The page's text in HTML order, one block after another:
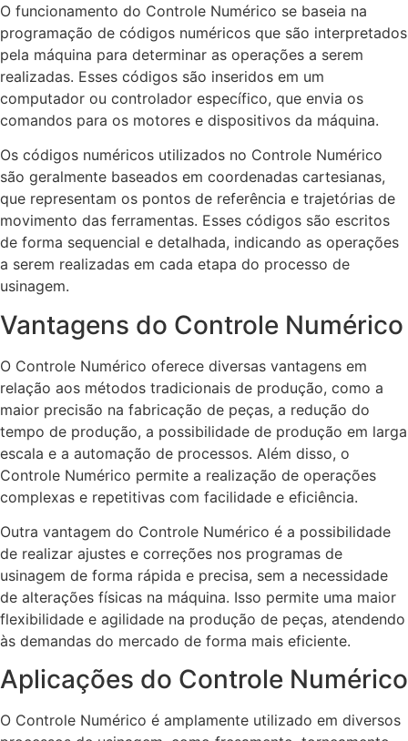
O funcionamento do Controle Numérico se baseia na
programação de códigos numéricos que são interpretados
pela máquina para determinar as operações a serem
realizadas. Esses códigos são inseridos em um
computador ou controlador específico, que envia os
comandos para os motores e dispositivos da máquina.
Os códigos numéricos utilizados no Controle Numérico
são geralmente baseados em coordenadas cartesianas,
que representam os pontos de referência e trajetórias de
movimento das ferramentas. Esses códigos são escritos
de forma sequencial e detalhada, indicando as operações
a serem realizadas em cada etapa do processo de
usinagem.
Vantagens do Controle Numérico
O Controle Numérico oferece diversas vantagens em
relação aos métodos tradicionais de produção, como a
maior precisão na fabricação de peças, a redução do
tempo de produção, a possibilidade de produção em larga
escala e a automação de processos. Além disso, o
Controle Numérico permite a realização de operações
complexas e repetitivas com facilidade e eficiência.
Outra vantagem do Controle Numérico é a possibilidade
de realizar ajustes e correções nos programas de
usinagem de forma rápida e precisa, sem a necessidade
de alterações físicas na máquina. Isso permite uma maior
flexibilidade e agilidade na produção de peças, atendendo
às demandas do mercado de forma mais eficiente.
Aplicações do Controle Numérico
O Controle Numérico é amplamente utilizado em diversos